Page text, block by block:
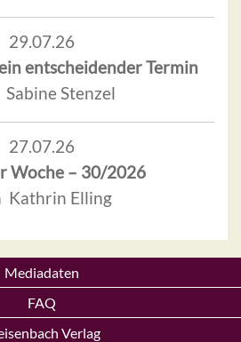
29.07.26
entscheidender Termin
Stenzel
27.07.26
Woche – 30/2026
Kathrin Elling
Mediadaten
FAQ
Verlag